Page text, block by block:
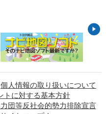
個人情報の取り扱いについて
トに対する基本方針
団等反社会的勢力排除宣言